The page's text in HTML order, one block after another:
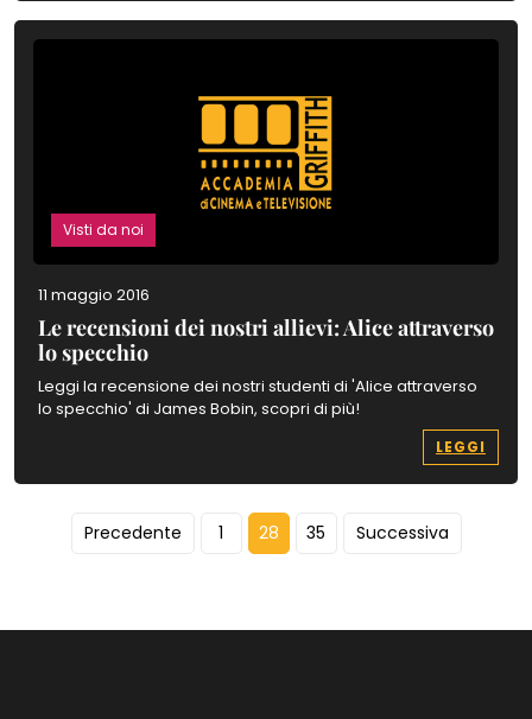
Visti da noi
11 maggio 2016
Le recensioni dei nostri allievi: Alice attraverso
lo specchio
Leggi la recensione dei nostri studenti di 'Alice attraverso
lo specchio' di James Bobin, scopri di più!
LEGGI
Precedente 1 28 35 Successiva